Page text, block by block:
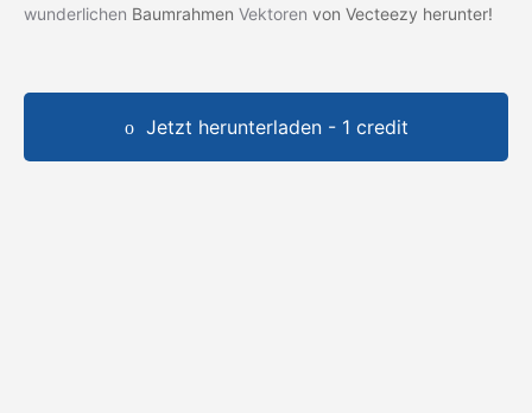
wunderlichen Baumrahmen Vektoren von Vecteezy herunter!
Jetzt herunterladen - 1 credit